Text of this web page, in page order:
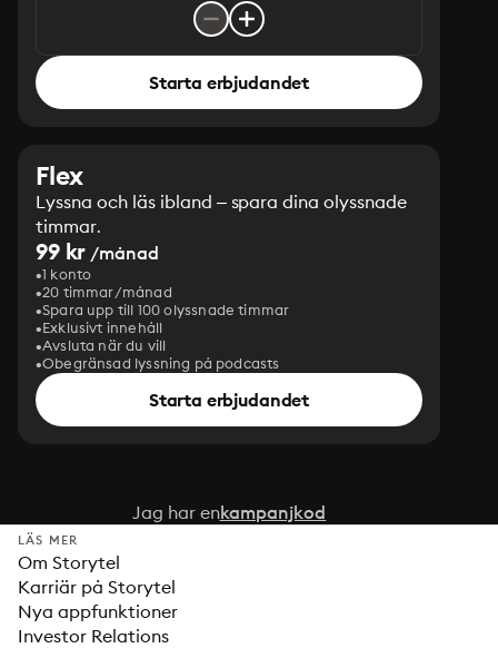
Starta erbjudandet
Flex
Lyssna och läs ibland – spara dina olyssnade
timmar.
99 kr /månad
1 konto
20 timmar/månad
Spara upp till 100 olyssnade timmar
Exklusivt innehåll
Avsluta när du vill
Obegränsad lyssning på podcasts
Starta erbjudandet
Jag har enkampanjkod
LÄS MER
Om Storytel
Karriär på Storytel
Nya appfunktioner
Investor Relations